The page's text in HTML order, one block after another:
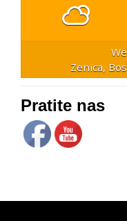
Zenica,
Pratite nas